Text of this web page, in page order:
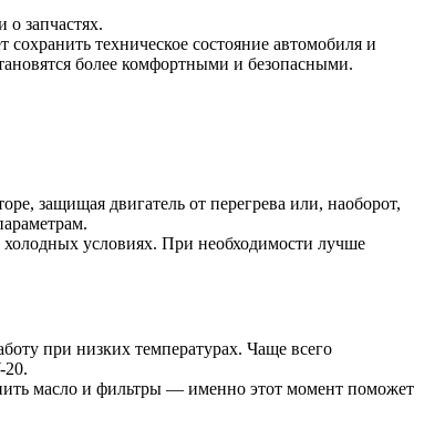
запчастях.
техническое состояние автомобиля и
более комфортными и безопасными.
защищая двигатель от перегрева или, наоборот,
холодных условиях. При необходимости лучше
при низких температурах. Чаще всего
20.
масло и фильтры — именно этот момент поможет